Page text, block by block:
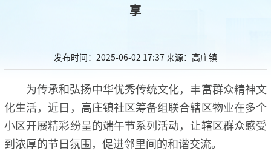
享
发布时间：2025-06-02 17:37 来源：高庄镇
为传承和弘扬中华优秀传统文化，丰富群众精神文
化生活，近日，高庄镇社区筹备组联合辖区物业在多个
小区开展精彩纷呈的端午节系列活动，让辖区群众感受
到浓厚的节日氛围，促进邻里间的和谐交流。